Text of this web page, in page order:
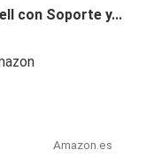
con Soporte y...
Amazon.es